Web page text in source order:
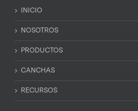
INICIO
NOSOTROS
PRODUCTOS
CANCHAS
RECURSOS